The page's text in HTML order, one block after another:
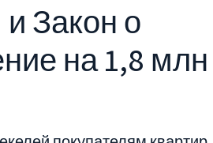
Закон о
на 1,8 млн